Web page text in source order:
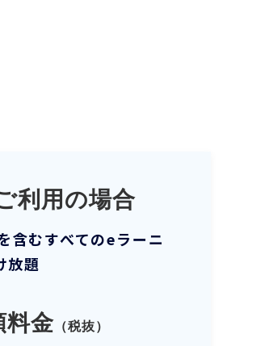
利用の場合
含むすべてのeラーニ
放題
料金 （税抜）